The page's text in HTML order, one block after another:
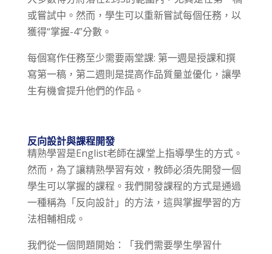
或嘗試中。然而，學生可以重新嘗試每個任務，以
獲得“掌握-4”分數。
每個寫作任務至少需要兩堂課: 第一週是授課和撰
寫第一稿，第二週則是提高作品質量並優化，讓學
生有機會提升他們的作品。
反向設計與課程開發
精熟學習是Englist老師在課堂上指導學生的方式。
然而，為了讓精熟學習有效，教師必須先開發一個
學生可以掌握的課程。我們開發課程的方式是通過
一種稱為「反向設計」的方法，這與掌握學習的方
法相輔相成。
我們從一個問題開始：「我們需要學生學習什